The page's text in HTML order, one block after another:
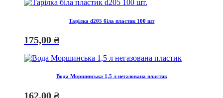
Тарілка d205 біла пластик 100 шт
175,00 ₴
Вода Моршинська 1,5 л негазована пластик
162,00 ₴